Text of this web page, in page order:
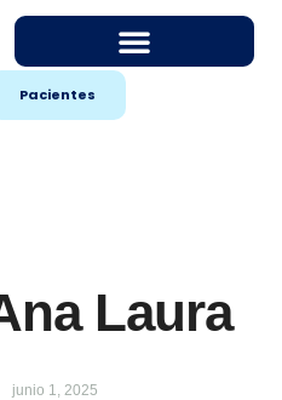
Pacientes
Laura
junio 1, 2025